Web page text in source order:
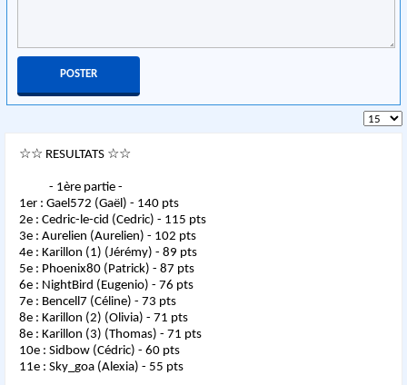
☆☆ RESULTATS ☆☆
- 1ère partie -
1er : Gael572 (Gaël) - 140 pts
2e : Cedric-le-cid (Cedric) - 115 pts
3e : Aurelien (Aurelien) - 102 pts
4e : Karillon (1) (Jérémy) - 89 pts
5e : Phoenix80 (Patrick) - 87 pts
6e : NightBird (Eugenio) - 76 pts
7e : Bencell7 (Céline) - 73 pts
8e : Karillon (2) (Olivia) - 71 pts
8e : Karillon (3) (Thomas) - 71 pts
10e : Sidbow (Cédric) - 60 pts
11e : Sky_goa (Alexia) - 55 pts